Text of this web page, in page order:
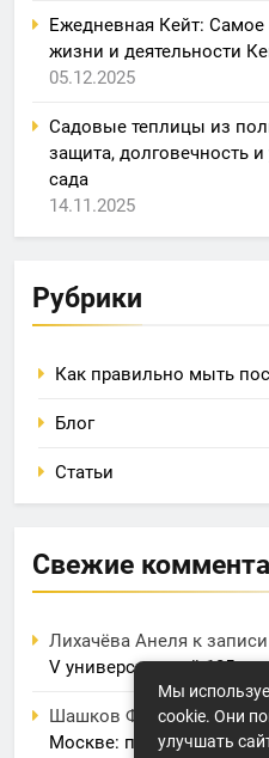
Ежедневная Кейт: Самое
жизни и деятельности
05.12.2025
Садовые теплицы из
защита, долговечность
сада
14.11.2025
Рубрики
Как правильно мыть
Блог
Статьи
Свежие
Лихачёва Анеля к записи
V универсальный 125 мм,
Шашков Фролк записи
Москве: полный обзор
Мы
cookie. Они
улучшать